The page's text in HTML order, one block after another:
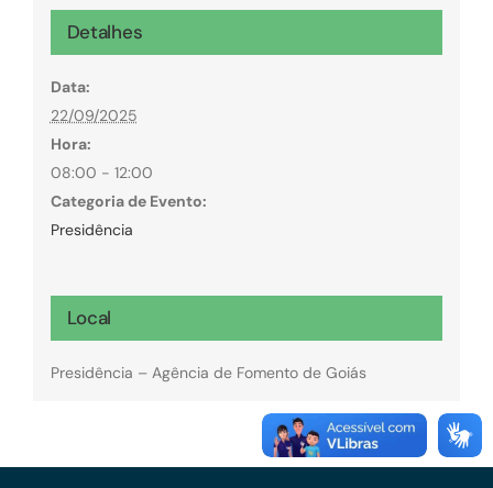
Detalhes
Data:
22/09/2025
Hora:
08:00 - 12:00
Categoria de Evento:
Presidência
Local
Presidência – Agência de Fomento de Goiás